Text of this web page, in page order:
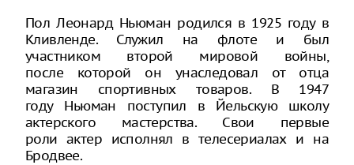
Пол Леонард Ньюман родился в 1925 году в
Кливленде. Служил на флоте и был
участником второй мировой войны,
после которой он унаследовал от отца
магазин спортивных товаров. В 1947
году Ньюман поступил в Йельскую школу
актерского мастерства. Свои первые
роли актер исполнял в телесериалах и на
Бродвее.